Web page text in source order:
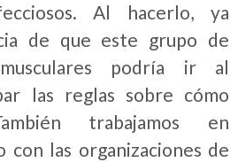
Al hacerlo, ya
de que este grupo de
podría ir al
las reglas sobre cómo
trabajamos en
las organizaciones de